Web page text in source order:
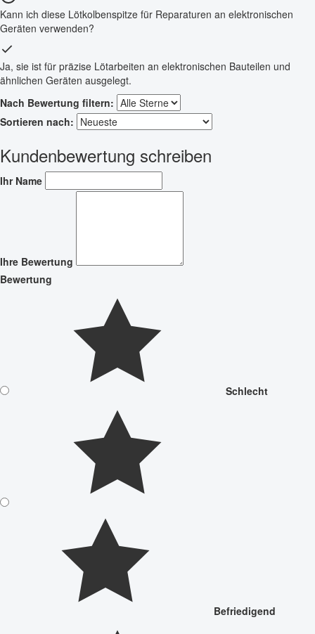
Kann ich diese Lötkolbenspitze für Reparaturen an elektronischen
Geräten verwenden?
Ja, sie ist für präzise Lötarbeiten an elektronischen Bauteilen und
ähnlichen Geräten ausgelegt.
Nach Bewertung filtern:
Sortieren nach:
Kundenbewertung schreiben
Ihr Name
Ihre Bewertung
Bewertung
Schlecht
Befriedigend